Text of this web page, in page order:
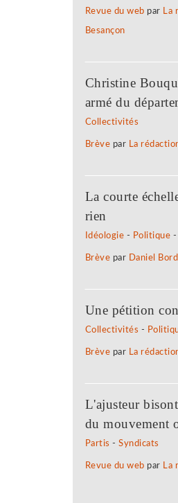
Revue du web par La
Besançon
Christine
armé du
Collectivités
Brève par La
La courte
rien
Idéologie - Politique -
Brève par Daniel
Une pétition
Collectivités -
Brève par La
L'ajusteur
du mouvement
Partis -Syndicats
Revue du web par La